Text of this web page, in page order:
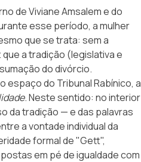
de Viviane Amsalem e do
esse período, a mulher
que se trata: sem a
a tradição (legislativa e
do divórcio.
espaço do Tribunal Rabínico, a
. Neste sentido: no interior
da tradição — e das palavras
a vontade individual da
formal de "Gett",
em pé de igualdade com